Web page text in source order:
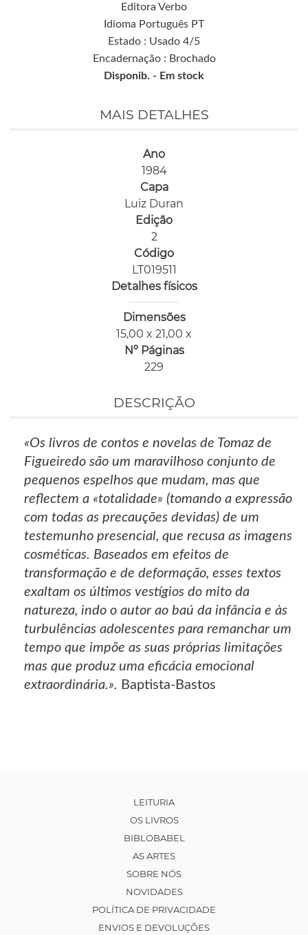
Editora Verbo
Idioma Português PT
Estado : Usado 4/5
Encadernação : Brochado
Disponib. - Em stock
MAIS DETALHES
Ano
1984
Capa
Luiz Duran
Edição
2
Código
LT019511
Detalhes físicos
Dimensões
15,00 x 21,00 x
Nº Páginas
229
DESCRIÇÃO
«Os livros de contos e novelas de Tomaz de
Figueiredo são um maravilhoso conjunto de
pequenos espelhos que mudam, mas que
reflectem a «totalidade» (tomando a expressão
com todas as precauções devidas) de um
testemunho presencial, que recusa as imagens
cosméticas. Baseados em efeitos de
transformação e de deformação, esses textos
exaltam os últimos vestígios do mito da
natureza, indo o autor ao baú da infância e às
turbulências adolescentes para remanchar um
tempo que impõe as suas próprias limitações
mas que produz uma eficácia emocional
extraordinária.». Baptista-Bastos
LEITURIA
OS LIVROS
BIBLOBABEL
AS ARTES
SOBRE NÓS
NOVIDADES
POLÍTICA DE PRIVACIDADE
ENVIOS E DEVOLUÇÕES